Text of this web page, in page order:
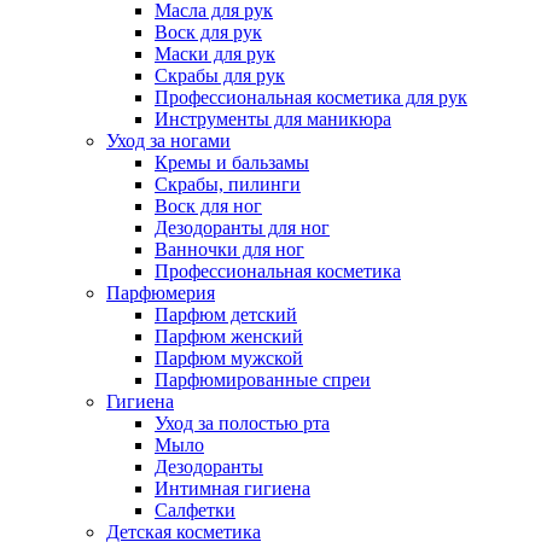
Масла для рук
Воск для рук
Маски для рук
Скрабы для рук
Профессиональная косметика для рук
Инструменты для маникюра
Уход за ногами
Кремы и бальзамы
Скрабы, пилинги
Воск для ног
Дезодоранты для ног
Ванночки для ног
Профессиональная косметика
Парфюмерия
Парфюм детский
Парфюм женский
Парфюм мужской
Парфюмированные спреи
Гигиена
Уход за полостью рта
Мыло
Дезодоранты
Интимная гигиена
Салфетки
Детская косметика